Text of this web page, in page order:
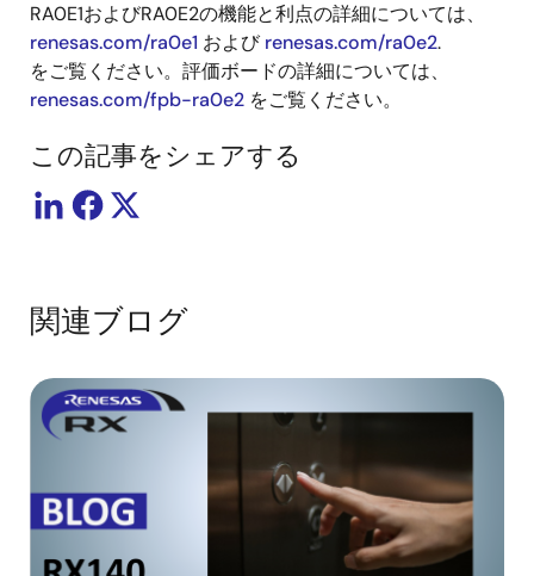
RA0E1およびRA0E2の機能と利点の詳細については、
renesas.com/ra0e1 およびrenesas.com/ra0e2.
をご覧ください。評価ボードの詳細については、
renesas.com/fpb-ra0e2 をご覧ください。
この記事をシェアする
関連ブログ